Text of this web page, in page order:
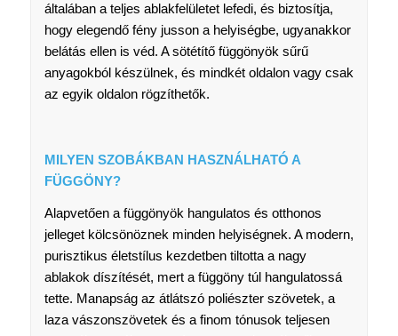
általában a teljes ablakfelületet lefedi, és biztosítja,
hogy elegendő fény jusson a helyiségbe, ugyanakkor
belátás ellen is véd. A sötétítő függönyök sűrű
anyagokból készülnek, és mindkét oldalon vagy csak
az egyik oldalon rögzíthetők.
MILYEN SZOBÁKBAN HASZNÁLHATÓ A
FÜGGÖNY?
Alapvetően a függönyök hangulatos és otthonos
jelleget kölcsönöznek minden helyiségnek. A modern,
purisztikus életstílus kezdetben tiltotta a nagy
ablakok díszítését, mert a függöny túl hangulatossá
tette. Manapság az átlátszó poliészter szövetek, a
laza vászonszövetek és a finom tónusok teljesen